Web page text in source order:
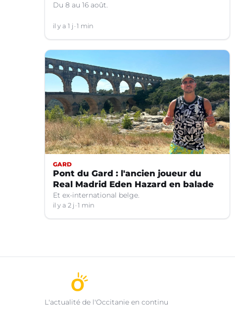
Du 8 au 16 août.
il y a 1 j 1 min
GARD
Pont du Gard : l'ancien joueur du
Real Madrid Eden Hazard en balade
Et ex-international belge.
il y a 2 j 1 min
L'actualité de l'Occitanie en continu